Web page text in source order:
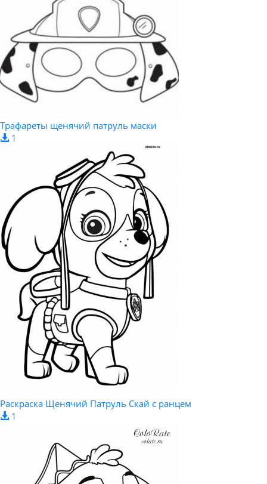
Трафареты щенячий патруль маски
1
Раскраска Щенячий Патруль Скай с ранцем
1